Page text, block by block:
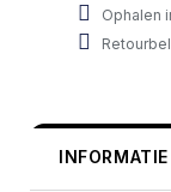
Ophalen
INFORMATIE